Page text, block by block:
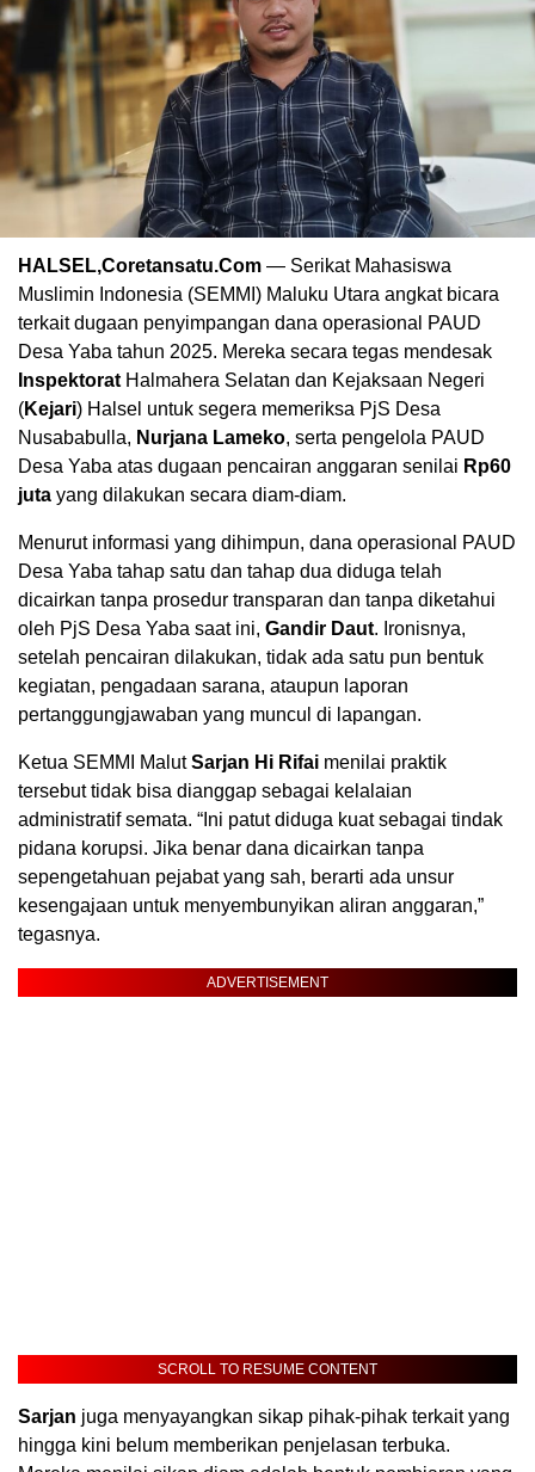
HALSEL,Coretansatu.Com — Serikat Mahasiswa
Muslimin Indonesia (SEMMI) Maluku Utara angkat bicara
terkait dugaan penyimpangan dana operasional PAUD
Desa Yaba tahun 2025. Mereka secara tegas mendesak
Inspektorat Halmahera Selatan dan Kejaksaan Negeri
(Kejari) Halsel untuk segera memeriksa PjS Desa
Nusababulla, Nurjana Lameko, serta pengelola PAUD
Desa Yaba atas dugaan pencairan anggaran senilai Rp60
juta yang dilakukan secara diam-diam.
Menurut informasi yang dihimpun, dana operasional PAUD
Desa Yaba tahap satu dan tahap dua diduga telah
dicairkan tanpa prosedur transparan dan tanpa diketahui
oleh PjS Desa Yaba saat ini, Gandir Daut. Ironisnya,
setelah pencairan dilakukan, tidak ada satu pun bentuk
kegiatan, pengadaan sarana, ataupun laporan
pertanggungjawaban yang muncul di lapangan.
Ketua SEMMI MalutSarjan Hi Rifai menilai praktik
tersebut tidak bisa dianggap sebagai kelalaian
administratif semata. “Ini patut diduga kuat sebagai tindak
pidana korupsi. Jika benar dana dicairkan tanpa
sepengetahuan pejabat yang sah, berarti ada unsur
kesengajaan untuk menyembunyikan aliran anggaran,”
tegasnya.
ADVERTISEMENT
SCROLL TO RESUME CONTENT
Sarjan juga menyayangkan sikap pihak-pihak terkait yang
hingga kini belum memberikan penjelasan terbuka.